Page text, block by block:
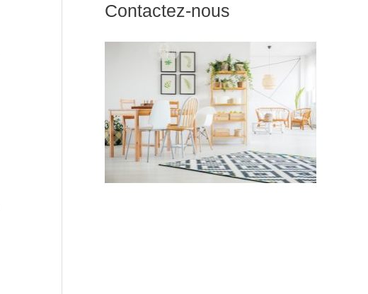
Contactez-nous